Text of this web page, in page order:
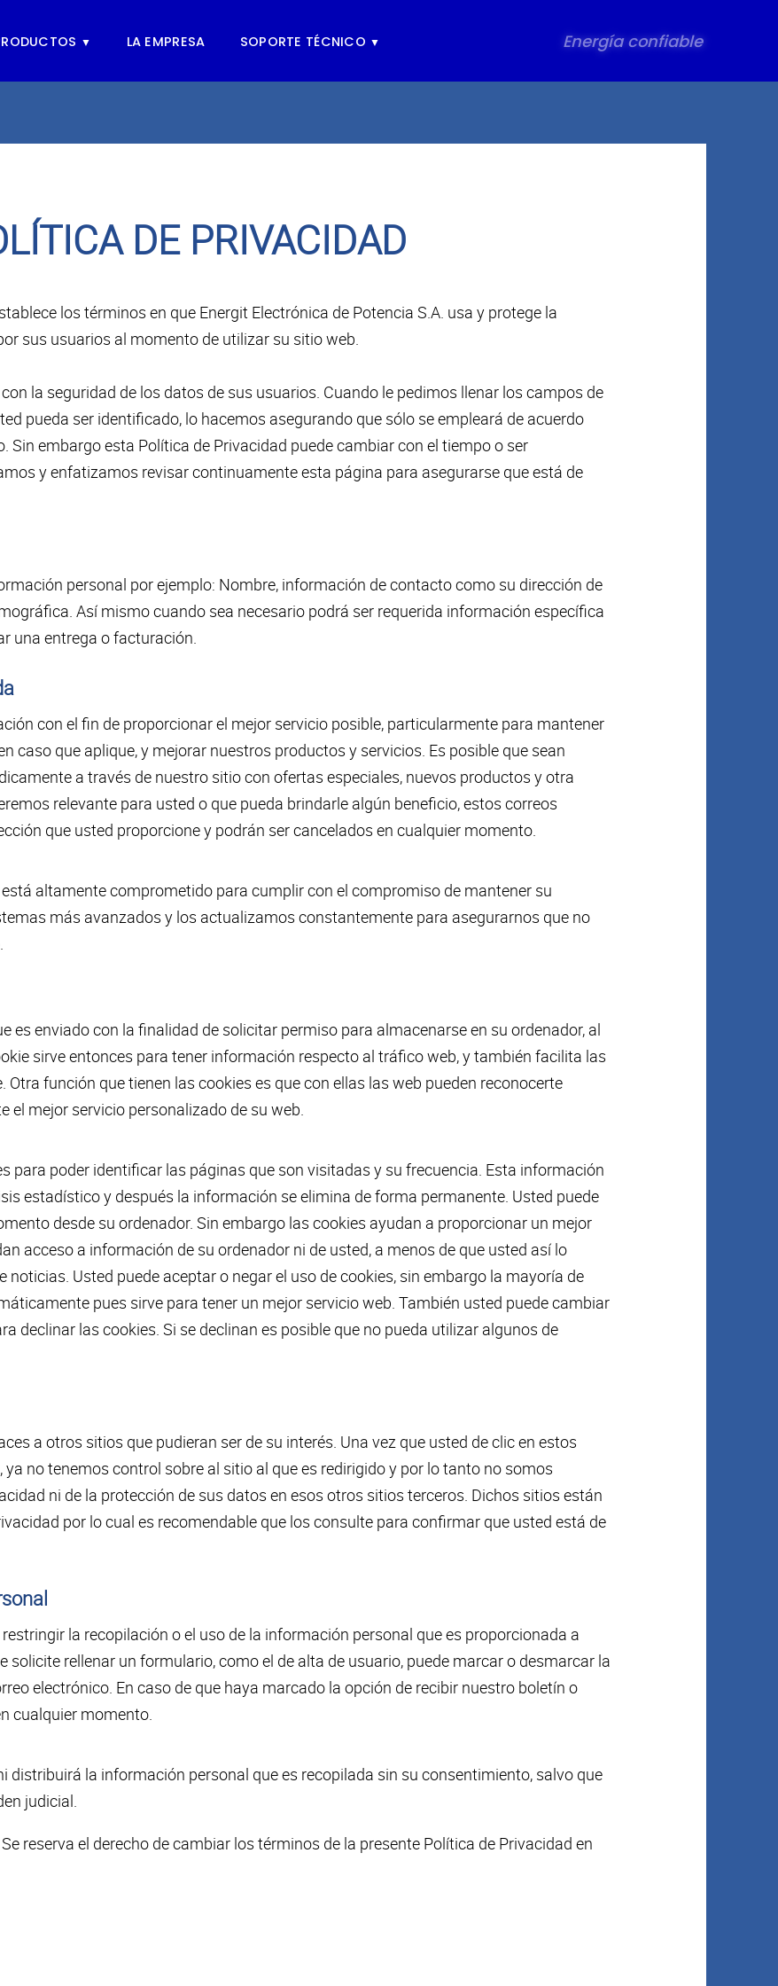
▼ LA EMPRESA SOPORTE TÉCNICO ▼ Energía confiable
DE PRIVACIDAD
los términos en que Energit Electrónica de Potencia S.A. usa y protege la
sus usuarios al momento de utilizar su sitio web.
la seguridad de los datos de sus usuarios. Cuando le pedimos llenar los campos de
pueda ser identificado, lo hacemos asegurando que sólo se empleará de acuerdo
Sin embargo esta Política de Privacidad puede cambiar con el tiempo o ser
y enfatizamos revisar continuamente esta página para asegurarse que está de
personal por ejemplo: Nombre, información de contacto como su dirección de
Así mismo cuando sea necesario podrá ser requerida información específica
una entrega o facturación.
con el fin de proporcionar el mejor servicio posible, particularmente para mantener
caso que aplique, y mejorar nuestros productos y servicios. Es posible que sean
a través de nuestro sitio con ofertas especiales, nuevos productos y otra
relevante para usted o que pueda brindarle algún beneficio, estos correos
que usted proporcione y podrán ser cancelados en cualquier momento.
altamente comprometido para cumplir con el compromiso de mantener su
más avanzados y los actualizamos constantemente para asegurarnos que no
es enviado con la finalidad de solicitar permiso para almacenarse en su ordenador, al
sirve entonces para tener información respecto al tráfico web, y también facilita las
función que tienen las cookies es que con ellas las web pueden reconocerte
el mejor servicio personalizado de su web.
para poder identificar las páginas que son visitadas y su frecuencia. Esta información
estadístico y después la información se elimina de forma permanente. Usted puede
desde su ordenador. Sin embargo las cookies ayudan a proporcionar un mejor
acceso a información de su ordenador ni de usted, a menos de que usted así lo
Usted puede aceptar o negar el uso de cookies, sin embargo la mayoría de
pues sirve para tener un mejor servicio web. También usted puede cambiar
declinar las cookies. Si se declinan es posible que no pueda utilizar algunos de
a otros sitios que pudieran ser de su interés. Una vez que usted de clic en estos
no tenemos control sobre al sitio al que es redirigido y por lo tanto no somos
ni de la protección de sus datos en esos otros sitios terceros. Dichos sitios están
por lo cual es recomendable que los consulte para confirmar que usted está de
la recopilación o el uso de la información personal que es proporcionada a
solicite rellenar un formulario, como el de alta de usuario, puede marcar o desmarcar la
electrónico. En caso de que haya marcado la opción de recibir nuestro boletín o
cualquier momento.
distribuirá la información personal que es recopilada sin su consentimiento, salvo que
judicial.
reserva el derecho de cambiar los términos de la presente Política de Privacidad en